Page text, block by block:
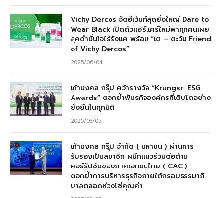
Vichy Dercos จัดอีเว้นท์สุดยิ่งใหญ่ Dare to
Wear Black เปิดตัวแฮร์แคร์ใหม่พาทุกคนเผย
ลุคดำมั่นใจไร้รังแค พร้อม “เต – ตะวัน Friend
of Vichy Dercos”
2025/06/04
เก้ามงคล กรุ๊ป คว้ารางวัล “Krungsri ESG
Awards” ตอกย้ำพันธกิจองค์กรที่เติบโตอย่าง
ยั่งยืนในทุกมิติ
2025/03/05
เก้ามงคล กรุ๊ป จำกัด ( มหาชน ) ผ่านการ
รับรองเป็นสมาชิก ผนึกแนวร่วมต่อต้าน
คอร์รัปชันของภาคเอกชนไทย ( CAC )
ตอกย้ำการบริหารธุรกิจภายใต้กรอบธรรมาภิ
บาลตลอดห่วงโซ่คุณค่า